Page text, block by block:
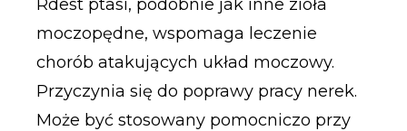
Rdest ptasi, podobnie jak inne zioła
moczopędne, wspomaga leczenie
chorób atakujących układ moczowy.
Przyczynia się do poprawy pracy nerek.
Może być stosowany pomocniczo przy